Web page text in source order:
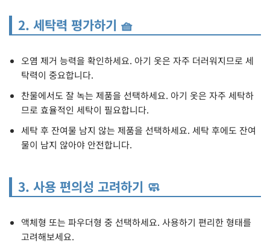
2. 세탁력 평가하기 🧺
오염 제거 능력을 확인하세요. 아기 옷은 자주 더러워지므로 세
탁력이 중요합니다.
찬물에서도 잘 녹는 제품을 선택하세요. 아기 옷은 자주 세탁하
므로 효율적인 세탁이 필요합니다.
세탁 후 잔여물 남지 않는 제품을 선택하세요. 세탁 후에도 잔여
물이 남지 않아야 안전합니다.
3. 사용 편의성 고려하기 🧼
액체형 또는 파우더형 중 선택하세요. 사용하기 편리한 형태를
고려해보세요.